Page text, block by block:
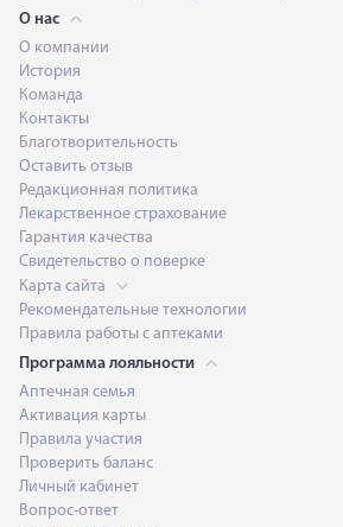
О нас
О компании
История
Команда
Контакты
Благотворительность
Оставить отзыв
Редакционная политика
Лекарственное страхование
Гарантия качества
Свидетельство о поверке
Карта сайта
Рекомендательные технологии
Правила работы с аптеками
Программа лояльности
Аптечная семья
Активация карты
Правила участия
Проверить баланс
Личный кабинет
Вопрос-ответ